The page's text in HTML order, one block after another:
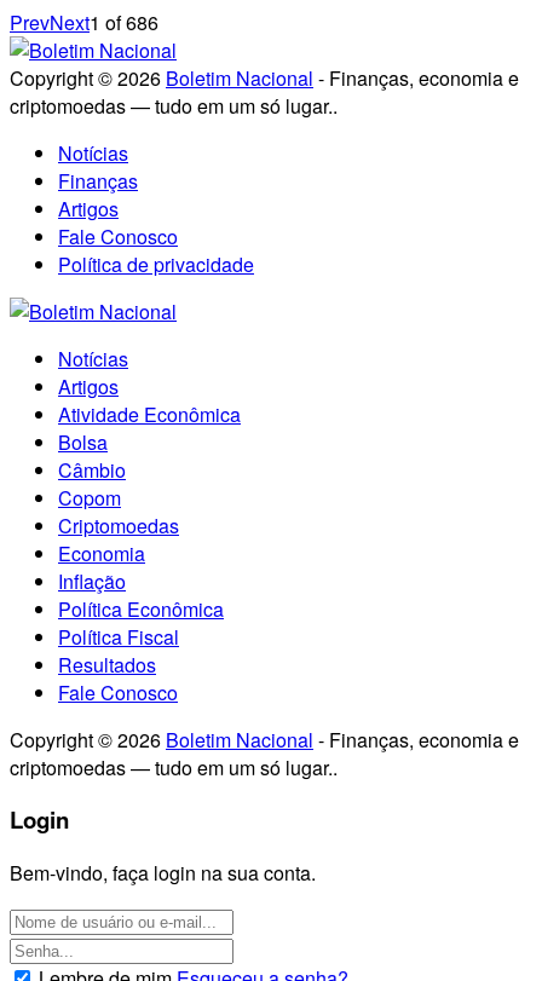
PrevNext1 of686
Copyright © 2026 Boletim Nacional - Finanças, economia e
criptomoedas — tudo em um só lugar..
Notícias
Finanças
Artigos
Fale Conosco
Política de privacidade
Notícias
Artigos
Atividade Econômica
Bolsa
Câmbio
Copom
Criptomoedas
Economia
Inflação
Política Econômica
Política Fiscal
Resultados
Fale Conosco
Copyright © 2026 Boletim Nacional - Finanças, economia e
criptomoedas — tudo em um só lugar..
Login
Bem-vindo, faça login na sua conta.